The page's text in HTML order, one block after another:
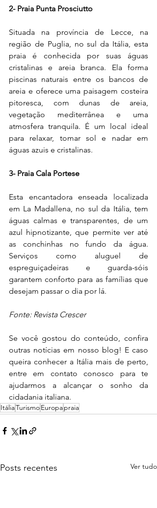
2- Praia Punta Prosciutto
Situada na província de Lecce, na
região de Puglia, no sul da Itália, esta
praia é conhecida por suas águas
cristalinas e areia branca. Ela forma
piscinas naturais entre os bancos de
areia e oferece uma paisagem costeira
pitoresca, com dunas de areia,
vegetação mediterrânea e uma
atmosfera tranquila. É um local ideal
para relaxar, tomar sol e nadar em
águas azuis e cristalinas.
3- Praia Cala Portese
Esta encantadora enseada localizada
em La Madallena, no sul da Itália, tem
águas calmas e transparentes, de um
azul hipnotizante, que permite ver até
as conchinhas no fundo da água.
Serviços como aluguel de
espreguiçadeiras e guarda-sóis
garantem conforto para as famílias que
desejam passar o dia por lá.
Fonte: Revista Crescer
Se você gostou do conteúdo, confira
outras notícias em nosso blog! E caso
queira conhecer a Itália mais de perto,
entre em contato conosco para te
ajudarmos a alcançar o sonho da
cidadania italiana.
ItáliaTurismoEuropapraia
Posts recentes Ver tudo